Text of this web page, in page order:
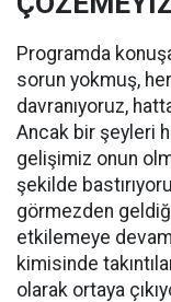
Programda
sorun yokmuş,
davranıyoruz,
Ancak bir şeyleri
gelişimiz onun
şekilde
görmezden
etkilemeye
kimisinde
olarak ortaya